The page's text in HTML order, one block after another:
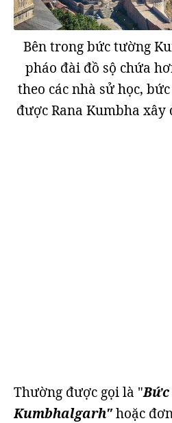
Bên trong bức tường
pháo đài đồ sộ chứa
theo các nhà sử học,
được Rana Kumbha xây
Thường được gọi là "
Kumbhalgarh"hoặc